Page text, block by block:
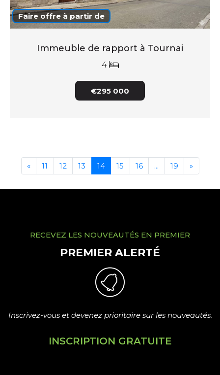
Faire offre à partir de
Immeuble de rapport à Tournai
4
€295 000
« 11 12 13 14 15 16 ... 19 »
RECEVEZ LES NOUVEAUTÉS EN PREMIER
PREMIER ALERTÉ
Inscrivez-vous et devenez prioritaire sur les nouveautés.
INSCRIPTION GRATUITE